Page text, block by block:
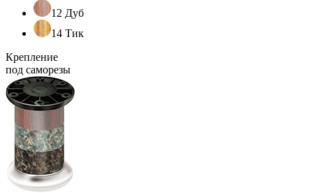
12 Дуб
14 Тик
Крепление
под саморезы